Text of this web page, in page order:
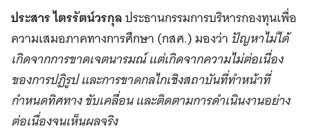
ประสาร ไตรรัตน์วรกุลประธานกรรมการบริหารกองทุนเพื่อ
ความเสมอภาคทางการศึกษา (กสศ.) มองว่าปัญหาไม่ได้
เกิดจากการขาดเจตนารมณ์ แต่เกิดจากความไม่ต่อเนื่อง
ของการปฏิรูป และการขาดกลไกเชิงสถาบันที่ทำหน้าที่
กำหนดทิศทาง ขับเคลื่อน และติดตามการดำเนินงานอย่าง
ต่อเนื่องจนเห็นผลจริง